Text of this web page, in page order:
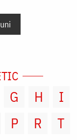
G H
I
P R
T